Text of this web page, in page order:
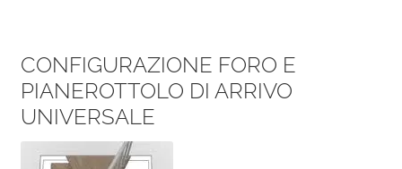
CONFIGURAZIONE FORO E
PIANEROTTOLO DI ARRIVO
UNIVERSALE